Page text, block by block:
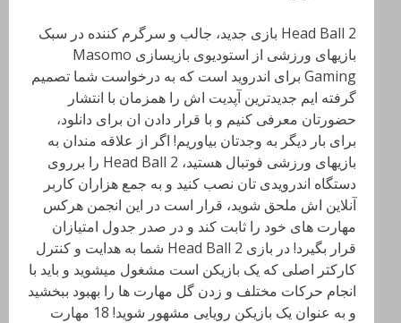
Head Ball 2 بازی جدید، جالب و سرگرم کننده در سبک
بازیهای ورزشی از استودیوی بازیسازی Masomo
Gaming برای اندروید است که به درخواست شما تصمیم
گرفته ایم جدیدترین آپدیت اش را همزمان با انتشار
حضورتان معرفی کنیم و با قرار دادن ان برای دانلود،
برای بار دیگر به وجدتان بیاوریم! اگر از علاقه مندان به
بازیهای ورزشی فوتبال هستید، Head Ball 2 را برروی
دستگاه اندرویدی تان نصب کنید و به جمع هزاران کاربر
آنلاین اش ملحق شوید، قرار است در این انجمن هرکس
مهارت های خود را ثابت کند و در صدر جدول امتیازان
قرار بگیرد! در بازی Head Ball 2 شما به هدایت و کنترل
کارکتر اصلی که یک بازیکن است مشغول میشوید و باید با
انجام حرکات مختلف و زدن گل مهارت ها را بهبود ببخشید
و به عنوان یک بازیکن رویایی مشهور شوید! 18 مهارت